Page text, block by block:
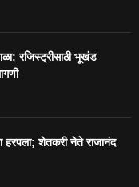
रजिस्ट्रीसाठी भूखंड
हरपला; शेतकरी नेते राजानंद